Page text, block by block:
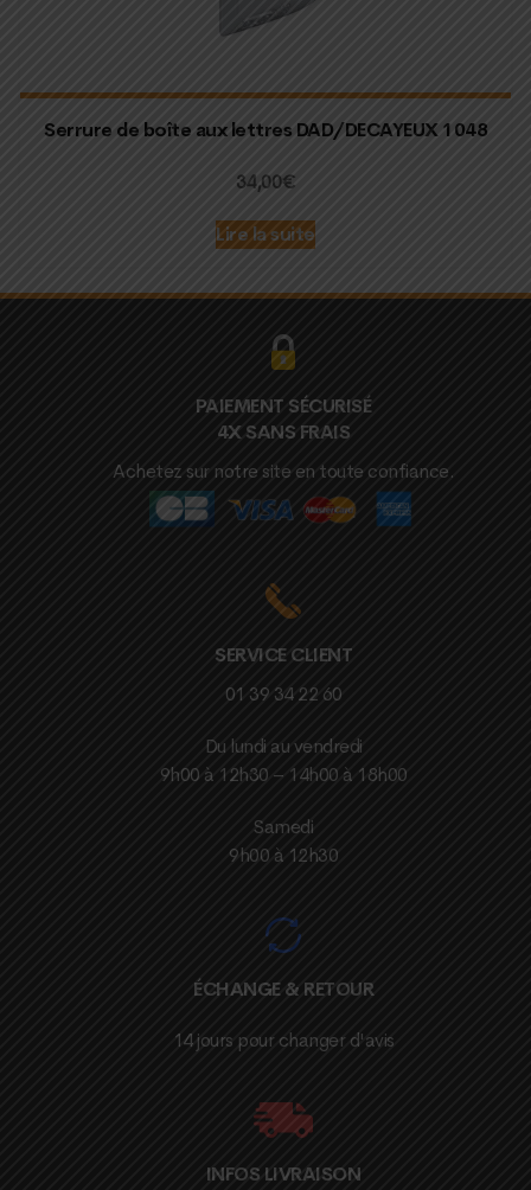
Serrure de boîte aux lettres DAD/DECAYEUX 1048
34,00€
Lire la suite
PAIEMENT SÉCURISÉ
4X SANS FRAIS
Achetez sur notre site en toute confiance.
SERVICE CLIENT
01 39 34 22 60
Du lundi au vendredi
9h00 à 12h30 – 14h00 à 18h00
Samedi
9h00 à 12h30
ÉCHANGE & RETOUR
14 jours pour changer d'avis
INFOS LIVRAISON